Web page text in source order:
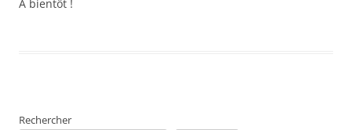
À bientôt !
Rechercher